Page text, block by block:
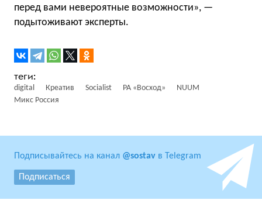
перед вами невероятные возможности», —
подытоживают эксперты.
digital Креатив Socialist РА «Восход»
NUUM
Микс Россия
Подписывайтесь на канал @sostav в Telegram
Подписаться